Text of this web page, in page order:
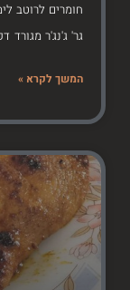
גר' ג'נג'ר מגורד
המשך לקרא »